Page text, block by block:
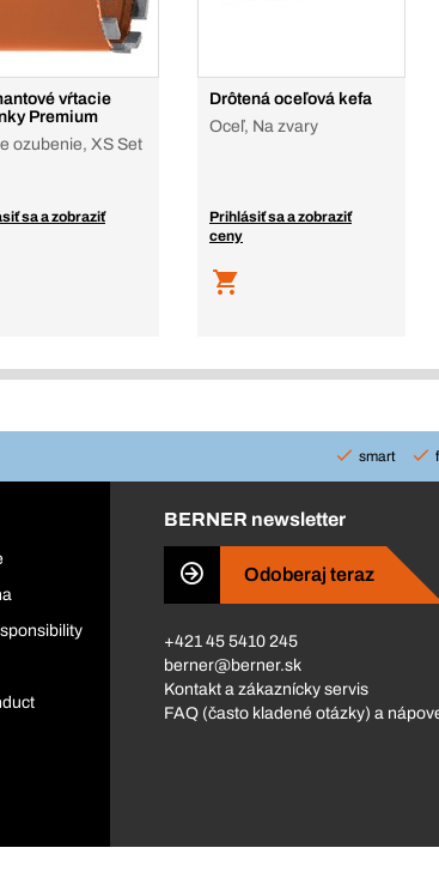
vŕtacie
Premium
ozubenie, XS Set
sa a zobraziť
Drôtená oceľová kefa
Oceľ, Na zvary
Prihlásiť sa a zobraziť
ceny
smart
BERNER newsletter
Odoberaj teraz
+421 45 5410 245
berner@berner.sk
Kontakt a zákaznícky servis
FAQ (často kladené otázky) a